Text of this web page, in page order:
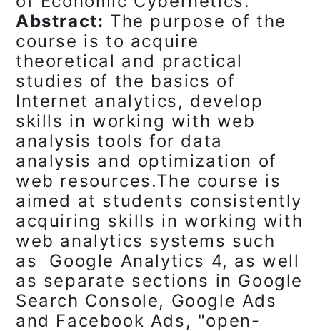
Abstract: The purpose of the
course is to acquire
theoretical and practical
studies of the basics of
Internet analytics, develop
skills in working with web
analysis tools for data
analysis and optimization of
web resources.The course is
aimed at students consistently
acquiring skills in working with
web analytics systems such
as Google Analytics 4, as well
as separate sections in Google
Search Console, Google Ads
and Facebook Ads, "open-